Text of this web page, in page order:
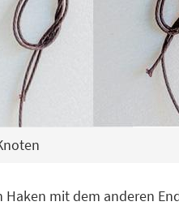
mit dem anderen